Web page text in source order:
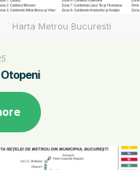
Harta Metrou Bucuresti